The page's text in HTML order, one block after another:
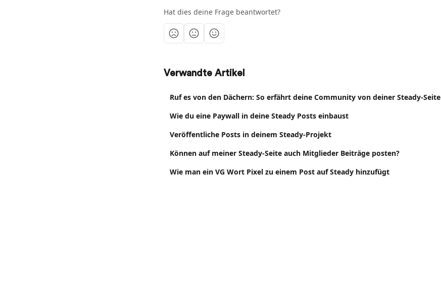
Hat dies deine Frage beantwortet?
Verwandte Artikel
Ruf es von den Dächern: So erfährt deine Community von deiner Steady-Seite
Wie du eine Paywall in deine Steady Posts einbaust
Veröffentliche Posts in deinem Steady-Projekt
Können auf meiner Steady-Seite auch Mitglieder Beiträge posten?
Wie man ein VG Wort Pixel zu einem Post auf Steady hinzufügt